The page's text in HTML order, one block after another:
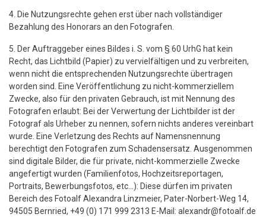
4. Die Nutzungsrechte gehen erst über nach vollständiger
Bezahlung des Honorars an den Fotografen.
5. Der Auftraggeber eines Bildes i. S. vom § 60 UrhG hat kein
Recht, das Lichtbild (Papier) zu vervielfältigen und zu verbreiten,
wenn nicht die entsprechenden Nutzungsrechte übertragen
worden sind. Eine Veröffentlichung zu nicht-kommerziellem
Zwecke, also für den privaten Gebrauch, ist mit Nennung des
Fotografen erlaubt: Bei der Verwertung der Lichtbilder ist der
Fotograf als Urheber zu nennen, sofern nichts anderes vereinbart
wurde. Eine Verletzung des Rechts auf Namensnennung
berechtigt den Fotografen zum Schadensersatz. Ausgenommen
sind digitale Bilder, die für private, nicht-kommerzielle Zwecke
angefertigt wurden (Familienfotos, Hochzeitsreportagen,
Portraits, Bewerbungsfotos, etc...): Diese dürfen im privaten
Bereich des Fotoalf Alexandra Linzmeier, Pater-Norbert-Weg 14,
94505 Bernried, +49 (0) 171 999 2313 E-Mail: alexandr@fotoalf.de